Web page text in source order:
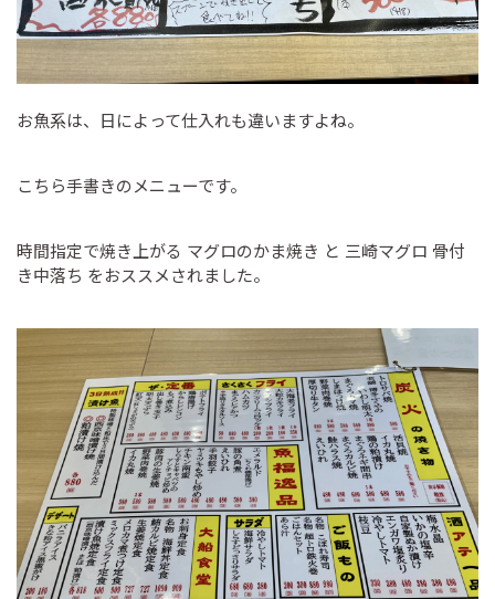
お魚系は、日によって仕入れも違いますよね。
こちら手書きのメニューです。
時間指定で焼き上がる マグロのかま焼き と 三崎マグロ 骨付
き中落ち をおススメされました。